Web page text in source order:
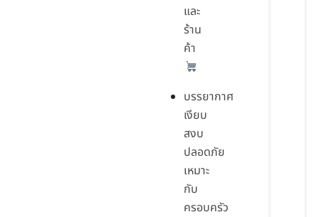
และ
ร้าน
ค้า
บรรยากาศ
เงียบ
สงบ
ปลอดภัย
เหมาะ
กับ
ครอบครัว